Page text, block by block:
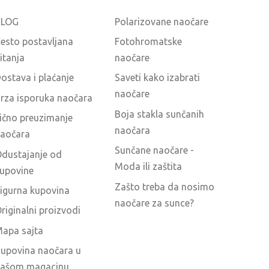
postavljana
i plaćanje
isporuka naočara
preuzimanje
od
kupovina
proizvodi
sajta
naočara u
magacinu
Polarizovane naočare
Fotohromatske
naočare
Saveti kako izabrati
naočare
Boja stakla sunčanih
naočara
Sunčane naočare -
Moda ili zaštita
Zašto treba da nosimo
naočare za sunce?